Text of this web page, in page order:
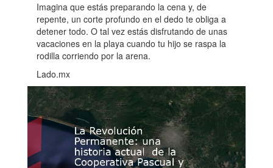
Imagina que estás preparando la cena y, de
repente, un corte profundo en el dedo te obliga a
detener todo. O tal vez estás disfrutando de unas
vacaciones en la playa cuando tu hijo se raspa la
rodilla corriendo por la arena.
Lado.mx